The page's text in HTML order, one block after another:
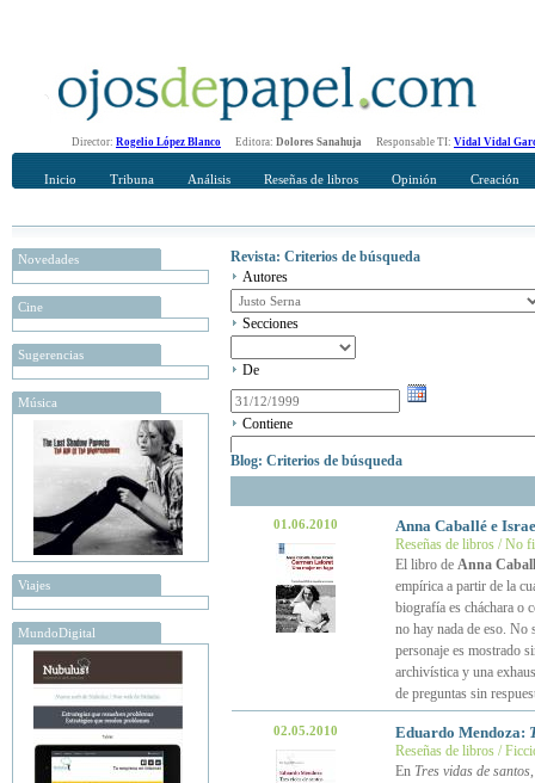
Director: Rogelio López Blanco Editora: Dolores Sanahuja Responsable TI: Vidal Vidal
Inicio Tribuna Análisis Reseñas de libros Opinión Creación
Novedades
Cine
Sugerencias
Música
Viajes
MundoDigital
Revista: Criterios de búsqueda
Autores
Secciones
De
Contiene
Blog: Criterios de búsqueda
01.06.2010 Anna Caballé e
Reseñas de libros / No
El libro de Anna
empírica a partir de la
biografía es cháchara o
no hay nada de eso.
personaje es mostrado
archivística y una
de preguntas sin
02.05.2010 Eduardo Mendoza:
Reseñas de libros /
En Tres vidas de santos